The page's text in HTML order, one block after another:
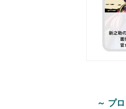
～ プ